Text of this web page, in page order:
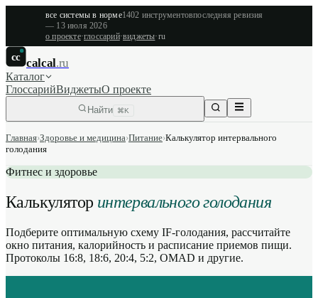
все системы в норме1402 инструментовпоследняя ревизия
— 13 июля 2026
о проекте·глоссарий·виджеты·ru
cc calcal.ru
Каталог
ГлоссарийВиджетыО проекте
Найти ⌘K
Главная›Здоровье и медицина›Питание›Калькулятор интервального
голодания
Фитнес и здоровье
Калькулятор интервального голодания
Подберите оптимальную схему IF-голодания, рассчитайте
окно питания, калорийность и расписание приемов пищи.
Протоколы 16:8, 18:6, 20:4, 5:2, OMAD и другие.